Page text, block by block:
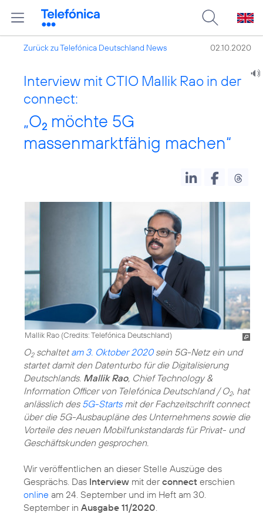
Zurück zu Telefónica Deutschland News 02.10.2020
Interview mit CTIO Mallik Rao in der
connect:
„O2 möchte 5G
massenmarktfähig machen“
Mallik Rao (Credits: Telefónica Deutschland)
O2schaltetam 3. Oktober 2020sein 5G-Netz ein und
startet damit den Datenturbo für die Digitalisierung
Deutschlands. Mallik Rao, Chief Technology &
Information Officer von Telefónica Deutschland / O2, hat
anlässlich des 5G-Startsmit der Fachzeitschrift connect
über die 5G-Ausbaupläne des Unternehmens sowie die
Vorteile des neuen Mobilfunkstandards für Privat- und
Geschäftskunden gesprochen.
Wir veröffentlichen an dieser Stelle Auszüge des
Gesprächs. Das Interview mit derconnect erschien
online am 24. September und im Heft am 30.
September in Ausgabe 11/2020